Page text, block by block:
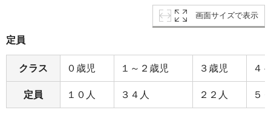
画面サイズで表示
定員
クラス ０歳児 １～２歳児 ３歳児 ４
定員 １０人 ３４人 ２２人 ５